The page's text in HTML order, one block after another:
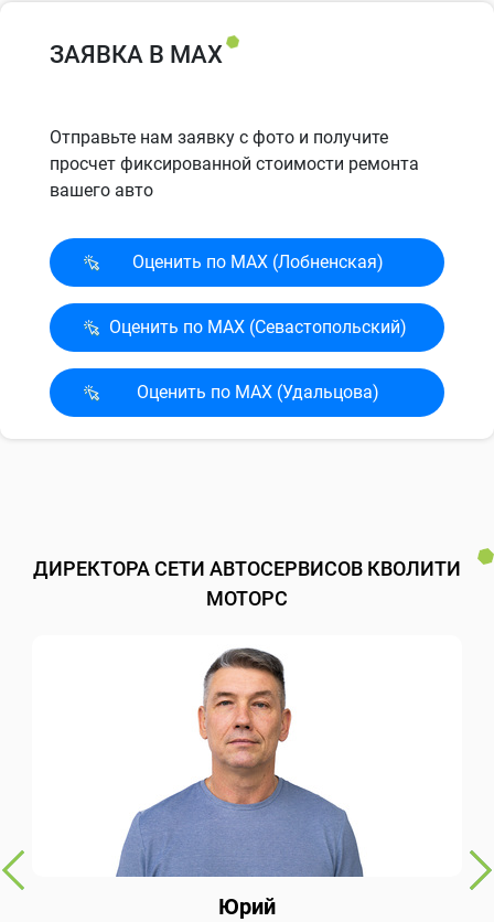
ЗАЯВКА В MAX
Отправьте нам заявку с фото и получите
просчет фиксированной стоимости ремонта
вашего авто
Оценить по MAX (Лобненская)
Оценить по MAX (Севасто­польский)
Оценить по MAX (Удальцова)
ДИРЕКТОРА СЕТИ АВТОСЕРВИСОВ КВОЛИТИ
МОТОРС
Юрий